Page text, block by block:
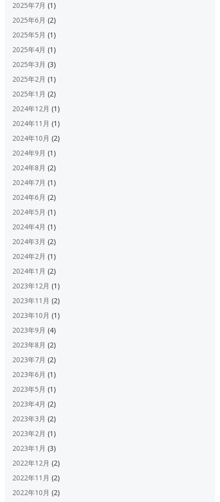
2025年7月 (1)
2025年6月 (2)
2025年5月 (1)
2025年4月 (1)
2025年3月 (3)
2025年2月 (1)
2025年1月 (2)
2024年12月 (1)
2024年11月 (1)
2024年10月 (2)
2024年9月 (1)
2024年8月 (2)
2024年7月 (1)
2024年6月 (2)
2024年5月 (1)
2024年4月 (1)
2024年3月 (2)
2024年2月 (1)
2024年1月 (2)
2023年12月 (1)
2023年11月 (2)
2023年10月 (1)
2023年9月 (4)
2023年8月 (2)
2023年7月 (2)
2023年6月 (1)
2023年5月 (1)
2023年4月 (2)
2023年3月 (2)
2023年2月 (1)
2023年1月 (3)
2022年12月 (2)
2022年11月 (2)
2022年10月 (2)